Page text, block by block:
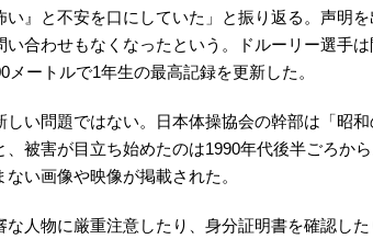
い』と不安を口にしていた」と振り返る。声明
い合わせもなくなったという。ドルーリー選手
メートルで1年生の最高記録を更新した。
い問題ではない。日本体操協会の幹部は「昭
、被害が目立ち始めたのは1990年代後半ごろか
い画像や映像が掲載された。
人物に厳重注意したり、身分証明書を確認し